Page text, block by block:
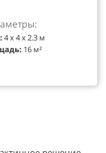
4 х 4 х 2.3 м
16 м²